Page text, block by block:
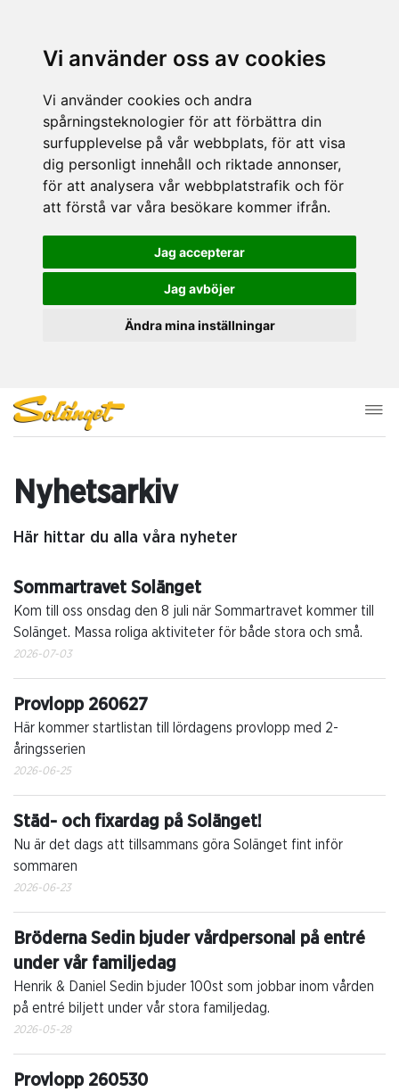
Vi använder oss av cookies
Vi använder cookies och andra
spårningsteknologier för att förbättra din
surfupplevelse på vår webbplats, för att visa
dig personligt innehåll och riktade annonser,
för att analysera vår webbplatstrafik och för
att förstå var våra besökare kommer ifrån.
Jag accepterar
Jag avböjer
Ändra mina inställningar
Nyhetsarkiv
Här hittar du alla våra nyheter
Sommartravet Solänget
Kom till oss onsdag den 8 juli när Sommartravet kommer till
Solänget. Massa roliga aktiviteter för både stora och små.
2026-07-03
Provlopp 260627
Här kommer startlistan till lördagens provlopp med 2-
åringsserien
2026-06-25
Städ- och fixardag på Solänget!
Nu är det dags att tillsammans göra Solänget fint inför
sommaren
2026-06-23
Bröderna Sedin bjuder vårdpersonal på entré
under vår familjedag
Henrik & Daniel Sedin bjuder 100st som jobbar inom vården
på entré biljett under vår stora familjedag.
2026-05-28
Provlopp 260530